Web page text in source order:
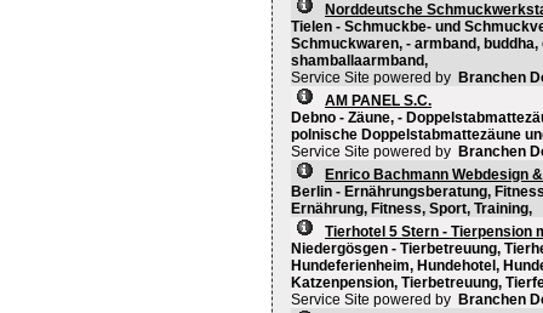
Norddeutsche
Tielen - Schmuckbe- und
Schmuckwaren, - armband,
shamballaarmband,
Service Site powered by Branchen
AM PANEL S.C.
Debno - Zäune, -
polnische Doppelstabmattezäune
Service Site powered by Branchen
Enrico Bachmann Webdesign
Berlin - Ernährungsberatung,
Ernährung, Fitness, Sport, Training,
Tierhotel 5 Stern - Tierpension
Niedergösgen - Tierbetreuung,
Hundeferienheim, Hundehotel,
Katzenpension, Tierbetreuung,
Service Site powered by Branchen